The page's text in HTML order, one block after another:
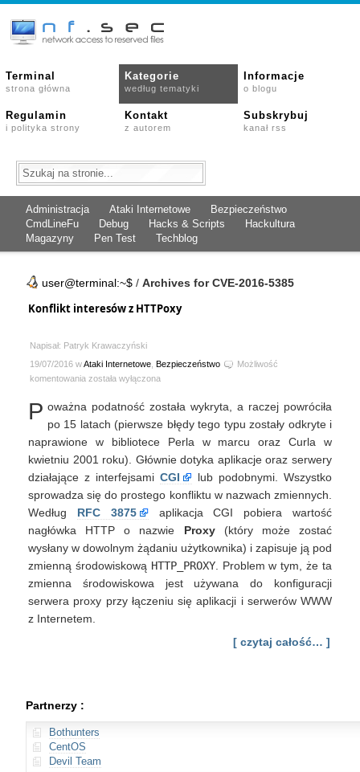
Terminal
strona główna
Kategorie
według tematyki
Informacje
o blogu
Regulamin
i polityka strony
Kontakt
z autorem
Subskrybuj
kanał rss
Administracja Ataki Internetowe
Bezpieczeństwo
CmdLineFu
Debug Hacks & Scripts
Hackultura
Magazyny
Pen Test Techblog
user@terminal:~$ / Archives for CVE-2016-5385
Konflikt interesów z HTTPoxy
Napisał: Patryk Krawaczyński
19/07/2016 wAtaki Internetowe Bezpieczeństwo
Możliwość
komentowania Konflikt
HTTPoxy
została wyłączona
P oważna podatność została wykryta, a raczej powróciła
po 15 latach (pierwsze błędy tego typu zostały odkryte i
naprawione w bibliotece Perla w marcu oraz Curla w
kwietniu 2001 roku). Głównie dotyka aplikacje oraz serwery
działające z interfejsami CGI
lub podobnymi. Wszystko
sprowadza się do prostego konfliktu w nazwach zmiennych.
Według RFC 3875
aplikacja CGI pobiera wartość
nagłówka HTTP o nazwie Proxy(który może zostać
wysłany w dowolnym żądaniu użytkownika) i zapisuje ją pod
zmienną środowiskową HTTP_PROXY. Problem w tym, że ta
zmienna środowiskowa jest używana do konfiguracji
serwera proxy przy łączeniu się aplikacji i serwerów WWW
z Internetem.
[ czytaj całość… ]
Partnerzy :
Bothunters
CentOS
Devil Team